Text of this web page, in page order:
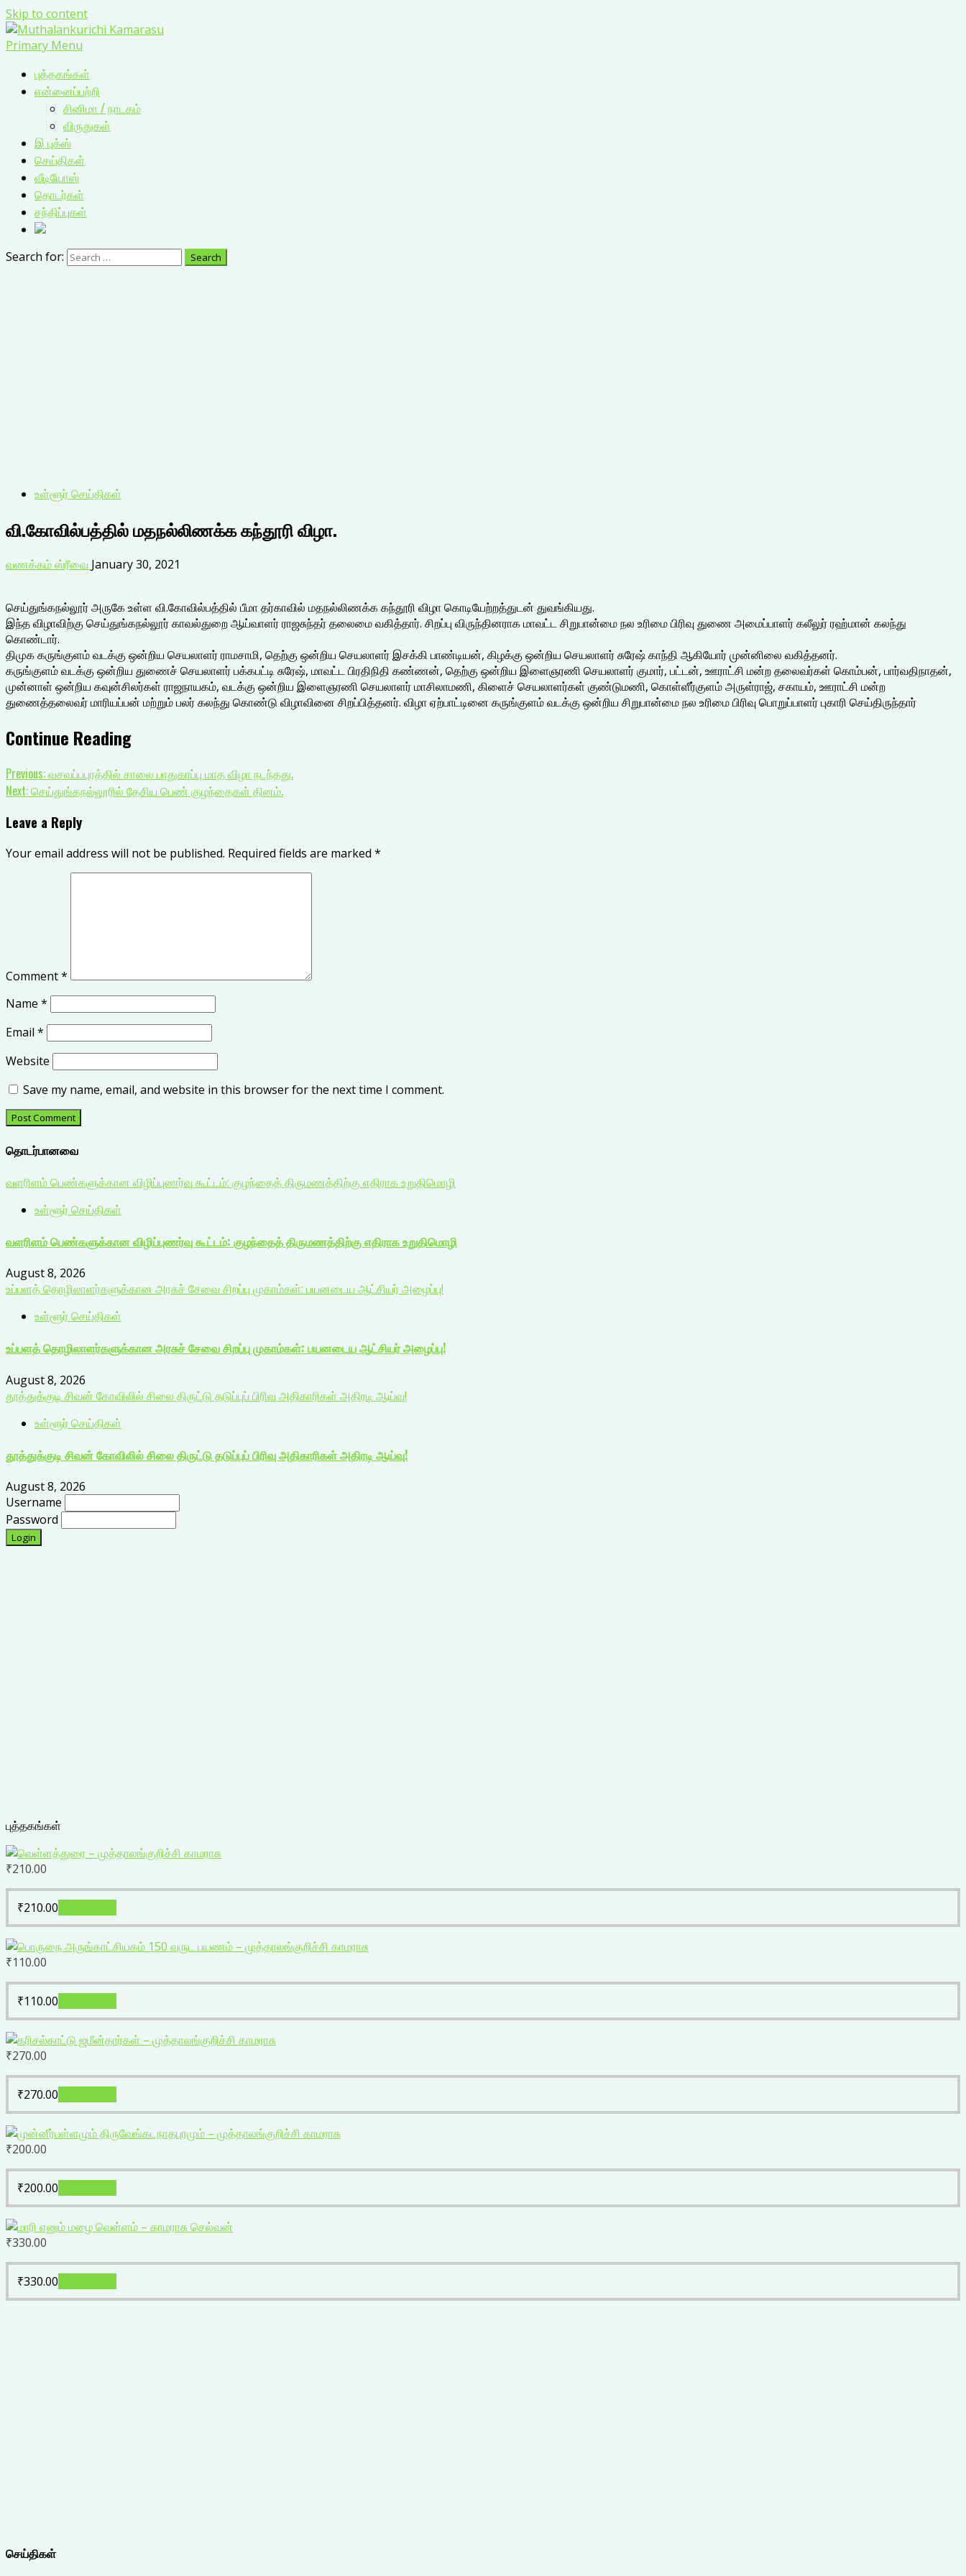
Skip to content
Primary Menu
புத்தகங்கள்
என்னைப்பற்றி
சினிமா / நாடகம்
விருதுகள்
இ புக்ஸ்
செய்திகள்
வீடியோஸ்
தொடர்கள்
சந்திப்புகள்
Search for:
உள்ளூர் செய்திகள்
வி.கோவில்பத்தில் மதநல்லிணக்க கந்தூரி விழா.
வணக்கம் ஸ்ரீவை January 30, 2021
செய்துங்கநல்லூர் அருகே உள்ள வி.கோவில்பத்தில் பீமா தர்காவில் மதநல்லிணக்க கந்தூரி விழா கொடியேற்றத்துடன் துவங்கியது.
இந்த விழாவிற்கு செய்துங்கநல்லூர் காவல்துறை ஆய்வாளர் ராஜசுந்தர் தலைமை வகித்தார். சிறப்பு விருந்தினராக மாவட்ட சிறுபான்மை நல உரிமை பிரிவு துணை அமைப்பாளர் கலீலுர் ரஹ்மான் கலந்து
கொண்டார்.
திமுக கருங்குளம் வடக்கு ஒன்றிய செயலாளர் ராமசாமி, தெற்கு ஒன்றிய செயலாளர் இசக்கி பாண்டியன், கிழக்கு ஒன்றிய செயலாளர் சுரேஷ் காந்தி ஆகியோர் முன்னிலை வகித்தனர்.
கருங்குளம் வடக்கு ஒன்றிய துணைச் செயலாளர் பக்கபட்டி சுரேஷ், மாவட்ட பிரதிநிதி கண்ணன், தெற்கு ஒன்றிய இளைஞரணி செயலாளர் குமார், பட்டன், ஊராட்சி மன்ற தலைவர்கள் கொம்பன், பார்வதிநாதன்,
முன்னாள் ஒன்றிய கவுன்சிலர்கள் ராஜநாயகம், வடக்கு ஒன்றிய இளைஞரணி செயலாளர் மாசிலாமணி, கிளைச் செயலாளர்கள் குண்டுமணி, கொள்ளீர்குளம் அருள்ராஜ், சகாயம், ஊராட்சி மன்ற
துணைத்தலைவர் மாரியப்பன் மற்றும் பலர் கலந்து கொண்டு விழாவினை சிறப்பித்தனர். விழா ஏற்பாட்டினை கருங்குளம் வடக்கு ஒன்றிய சிறுபான்மை நல உரிமை பிரிவு பொறுப்பாளர் புகாரி செய்திருந்தார்
Continue Reading
Previous:வசவப்பபுரத்தில் சாலை பாதுகாப்பு மாத விழா நடந்தது.
Next:செய்துங்கநல்லூரில் தேசிய பெண் குழந்தைகள் தினம்.
Leave a Reply
Your email address will not be published. Required fields are marked *
Comment*
Name *
Email *
Website
Save my name, email, and website in this browser for the next time I comment.
தொடர்பானவை
வளரிளம் பெண்களுக்கான விழிப்புணர்வு கூட்டம்: குழந்தைத் திருமணத்திற்கு எதிராக உறுதிமொழி
உள்ளூர் செய்திகள்
வளரிளம் பெண்களுக்கான விழிப்புணர்வு கூட்டம்: குழந்தைத் திருமணத்திற்கு எதிராக உறுதிமொழி
August 8, 2026
உப்பளத் தொழிலாளர்களுக்கான அரசுச் சேவை சிறப்பு முகாம்கள்: பயனடைய ஆட்சியர் அழைப்பு!
உள்ளூர் செய்திகள்
உப்பளத் தொழிலாளர்களுக்கான அரசுச் சேவை சிறப்பு முகாம்கள்: பயனடைய ஆட்சியர் அழைப்பு!
August 8, 2026
தூத்துக்குடி சிவன் கோவிலில் சிலை திருட்டு தடுப்புப் பிரிவு அதிகாரிகள் அதிரடி ஆய்வு!
உள்ளூர் செய்திகள்
தூத்துக்குடி சிவன் கோவிலில் சிலை திருட்டு தடுப்புப் பிரிவு அதிகாரிகள் அதிரடி ஆய்வு!
August 8, 2026
Username
Password
புத்தகங்கள்
₹210.00
₹210.00
₹110.00
₹110.00
₹270.00
₹270.00
₹200.00
₹200.00
₹330.00
₹330.00
செய்திகள்